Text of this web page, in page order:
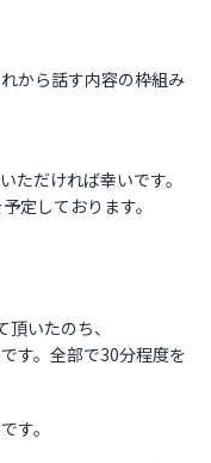
から話す内容の枠組み
だければ幸いです。
定しております。
いたのち、
す。全部で30分程度を
す。